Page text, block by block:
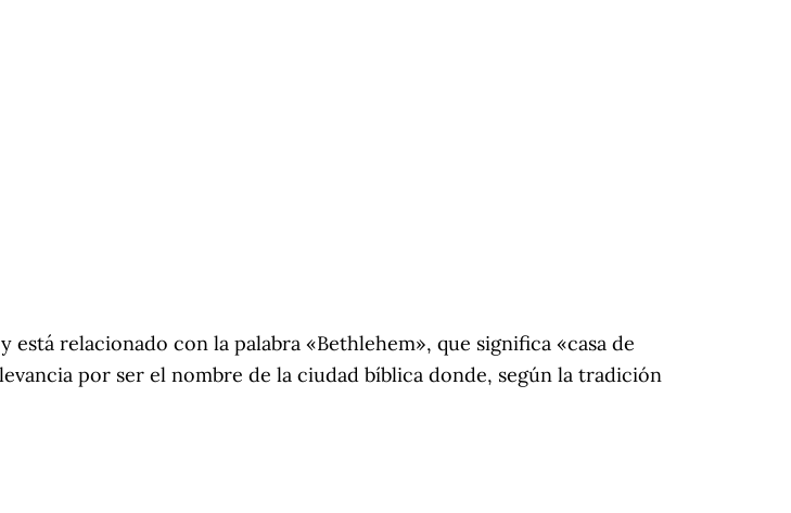
relacionado con la palabra «Bethlehem», que significa «casa de
por ser el nombre de la ciudad bíblica donde, según la tradición